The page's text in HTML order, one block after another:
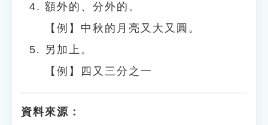
額外的、分外的。
【例】中秋的月亮又大又圓。
另加上。
【例】四又三分之一
資料來源：